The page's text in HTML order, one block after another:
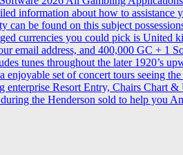
information about how to assistance
can be found on this subject
currencies you could pick is United
email address, and 400,000 GC + 1
tunes throughout the later 1920’s
enjoyable set of concert tours seeing
enterprise Resort Entry, Chairs Chart
the Henderson sold to help you